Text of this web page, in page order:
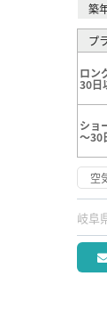
築
プ
ロン
30日
ショ
～30
空
岐阜